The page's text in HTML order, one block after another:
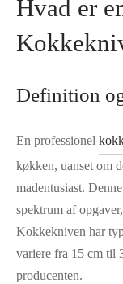
Hvad er
Definition
En professionel
køkken, uanset om
madentusiast.
spektrum af
Kokkekniven har
variere fra 15 cm til
producenten.